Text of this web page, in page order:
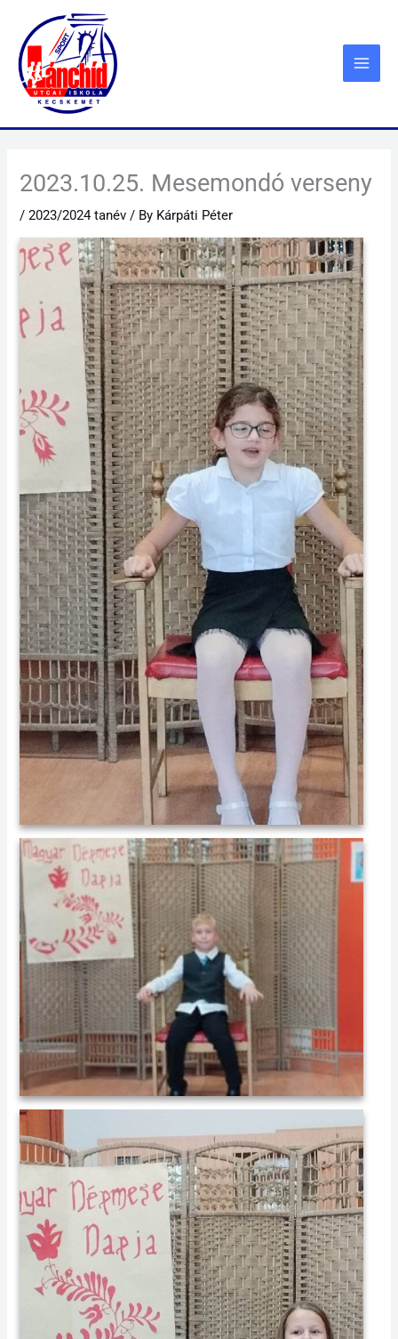
content
2023.10.25. Mesemondó verseny
/2023/2024 tanév / By Kárpáti Péter